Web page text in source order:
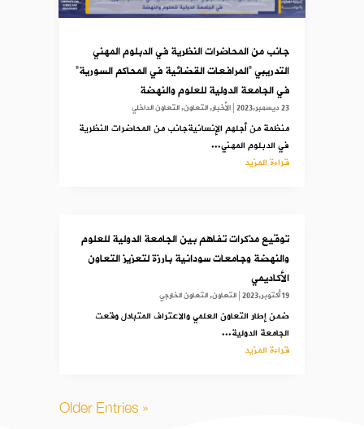
جانب من المحاضرات النظرية في الدبلوم المهني
التدريبي “المرافعات القضائية في المحاكم السورية”
في الجامعة الدولية للعلوم والنهضة
23 ديسمبر,2023 |الأخبار,التعاون,التعاون الداخلي
منظمة من أجلهم الإنسانيةجانب من المحاضرات النظرية
في الدبلوم المهني...
قراءة المزيد
توقيع مذكرات تفاهم بين الجامعة الدولية للعلوم
والنهضة وجامعات سودانية بارزة لتعزيز التعاون
الأكاديمي
19 أكتوبر,2023 |التعاون,التعاون الخارجي
ضمن إطار التعاون العلمي والاعتراف المتبادل وقعت
الجامعة الدولية...
قراءة المزيد
« Older Entries